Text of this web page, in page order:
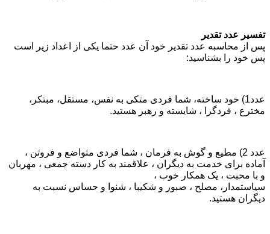
تفسیر عدد تقدیر
پس از محاسبه عدد تقدیر خود آن عدد حتما یکی از اعداد زیر است
پس خود را بشناسید:
عدد1) خود ساخته، شما فردی متکی به نفس، مستقل، مبتکر،
مخترع ، فردگرا ، شایسته و رهبر هستید.
عدد 2) مطیع و گوش به فرمان ، شما فردی متواضع و فروتن ،
آماده برای خدمت به دیگران ، علاقمند به کار دسته جمعی ، مهربان
و با محبت ، یک همکار خوب ،
سیاستمدار، مصلح ، صبور و شکیبا ، شنوا و حساس نسبت به
دیگران هستید.